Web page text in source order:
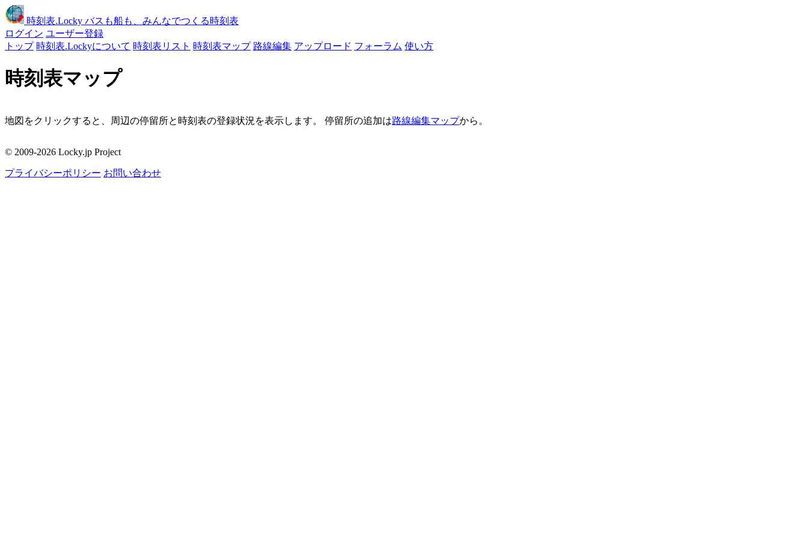
時刻表.Locky バスも船も、みんなでつくる時刻表
ログイン ユーザー登録
トップ 時刻表.Lockyについて 時刻表リスト 時刻表マップ 路線編集 アップロード フォーラム 使い方
時刻表マップ
地図をクリックすると、周辺の停留所と時刻表の登録状況を表示します。 停留所の追加は路線編集マップから。
周辺の停留所
© 2009-2026 Locky.jp Project
プライバシーポリシー お問い合わせ